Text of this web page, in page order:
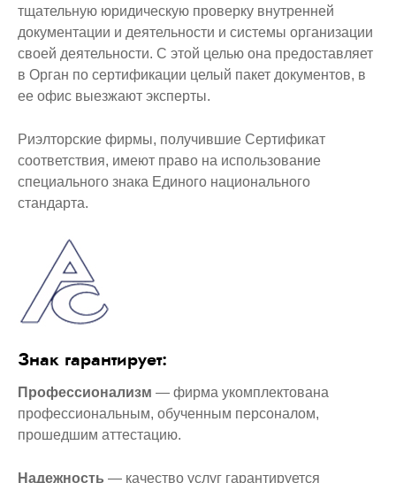
тщательную юридическую проверку внутренней
документации и деятельности и системы организации
своей деятельности. С этой целью она предоставляет
в Орган по сертификации целый пакет документов, в
ее офис выезжают эксперты.
Риэлторские фирмы, получившие Сертификат
соответствия, имеют право на использование
специального знака Единого национального
стандарта.
Знак гарантирует:
Профессионализм — фирма укомплектована
профессиональным, обученным персоналом,
прошедшим аттестацию.
Надежность — качество услуг гарантируется